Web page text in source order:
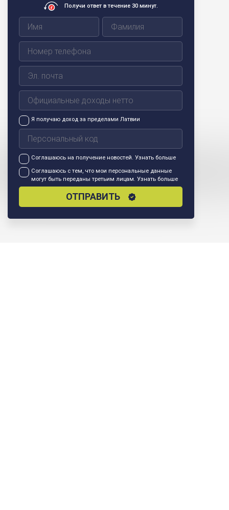
Получи ответ в течение 30 минут.
Я получаю доход за пределами Латвии
Соглашаюсь на получение новостей.Узнать больше
Соглашаюсь с тем, что мои персональные данные
могут быть переданы третьим лицам.Узнать больше
ОТПРАВИТЬ